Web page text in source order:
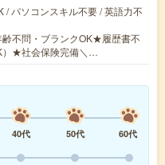
/ パソコンスキル不要 / 英語力不
不問・ブランクOK★履歴書不
）★社会保険完備＼…
40代 50代
60代